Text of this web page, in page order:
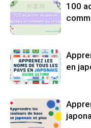
100
en